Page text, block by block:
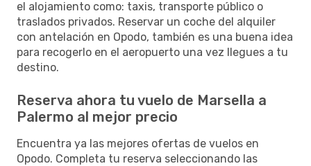
el alojamiento como: taxis, transporte público o
traslados privados. Reservar un coche del alquiler
con antelación en Opodo, también es una buena idea
para recogerlo en el aeropuerto una vez llegues a tu
destino.
Reserva ahora tu vuelo de Marsella a
Palermo al mejor precio
Encuentra ya las mejores ofertas de vuelos en
Opodo. Completa tu reserva seleccionando las